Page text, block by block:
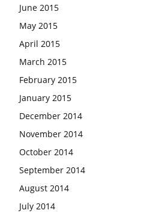
June 2015
May 2015
April 2015
March 2015
February 2015
January 2015
December 2014
November 2014
October 2014
September 2014
August 2014
July 2014